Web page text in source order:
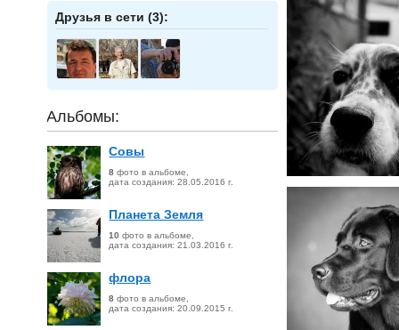
Друзья в сети (3):
Альбомы:
Совы
8 фото в альбоме,
дата создания:28.05.2016 г.
Планета Земля
10 фото в альбоме,
дата создания:21.03.2016 г.
флора
8 фото в альбоме,
дата создания:20.09.2015 г.